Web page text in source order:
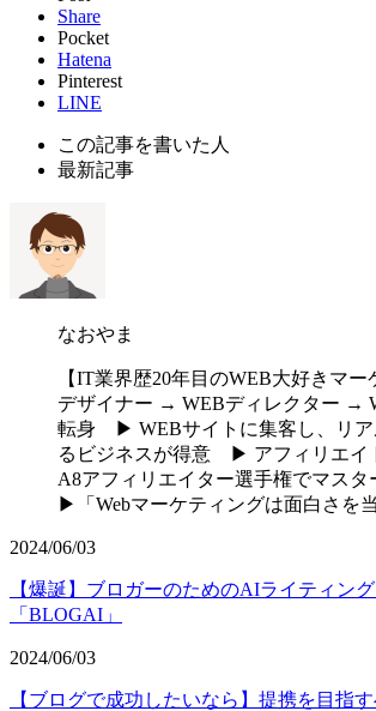
Share
Pocket
Hatena
Pinterest
LINE
この記事を書いた人
最新記事
なおやま
【IT業界歴20年目のWEB大好きマ
デザイナー → WEBディレクター →
転身 ▶︎ WEBサイトに集客し、リア
るビジネスが得意 ▶︎ アフィリエ
A8アフィリエイター選手権でマス
▶︎「Webマーケティングは面白さを
2024/06/03
【爆誕】ブロガーのためのAIライティン
「BLOGAI」
2024/06/03
【ブログで成功したいなら】提携を目指